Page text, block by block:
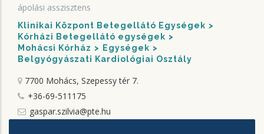
ápolási asszisztens
Klinikai Központ Betegellátó Egységek
Kórházi Betegellátó egységek
Mohácsi Kórház
Egységek
Belgyógyászati Kardiológiai Osztály
7700 Mohács, Szepessy tér 7.
+36-69-511175
gaspar.szilvia@pte.hu